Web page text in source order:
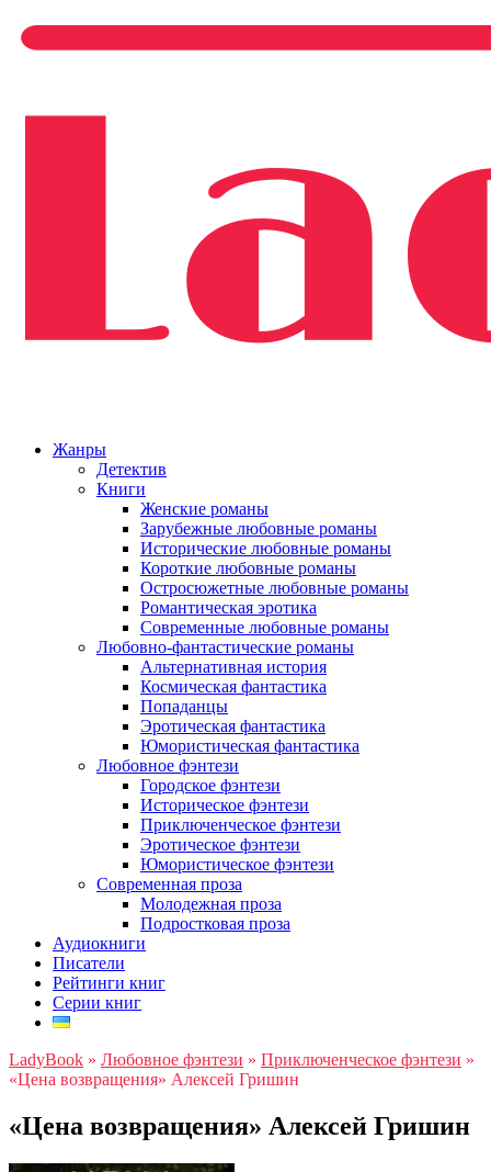
Жанры
Детектив
Книги
Женские романы
Зарубежные любовные романы
Исторические любовные романы
Короткие любовные романы
Остросюжетные любовные романы
Романтическая эротика
Современные любовные романы
Любовно-фантастические романы
Альтернативная история
Космическая фантастика
Попаданцы
Эротическая фантастика
Юмористическая фантастика
Любовное фэнтези
Городское фэнтези
Историческое фэнтези
Приключенческое фэнтези
Эротическое фэнтези
Юмористическое фэнтези
Современная проза
Молодежная проза
Подростковая проза
Аудиокниги
Писатели
Рейтинги книг
Серии книг
LadyBook » Любовное фэнтези » Приключенческое фэнтези »
«Цена возвращения» Алексей Гришин
«Цена возвращения» Алексей Гришин